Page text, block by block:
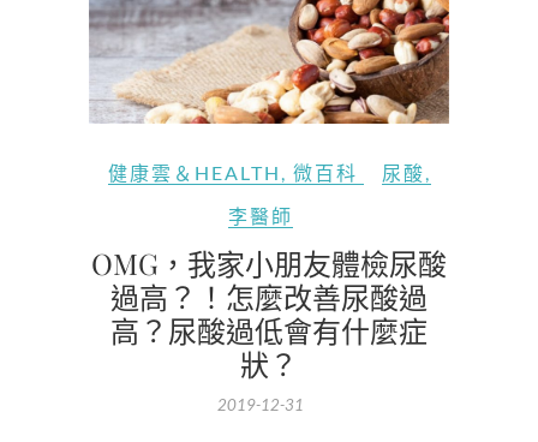
健康雲＆HEALTH , 微百科 尿酸,
李醫師
OMG，我家小朋友體檢尿酸
過高？！怎麼改善尿酸過
高？尿酸過低會有什麼症
狀？
2019-12-31